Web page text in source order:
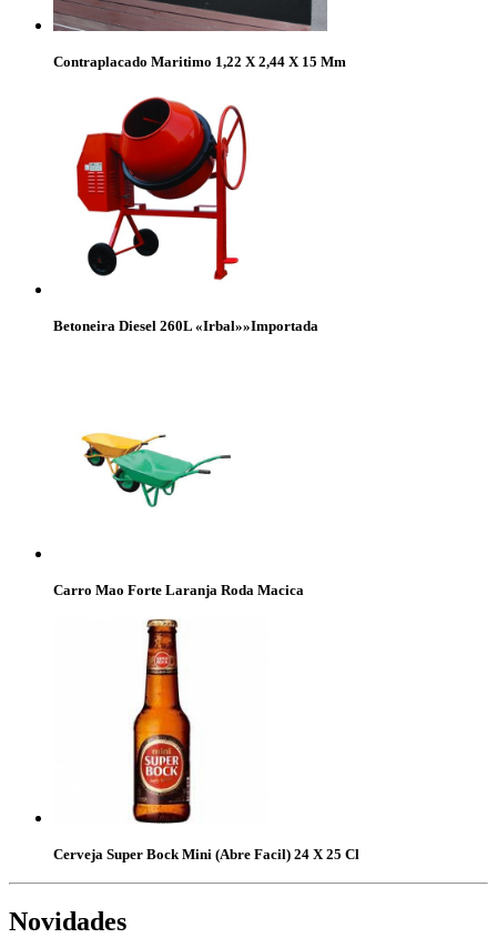
Contraplacado Maritimo 1,22 X 2,44 X 15 Mm
Betoneira Diesel 260L «Irbal»»Importada
Carro Mao Forte Laranja Roda Macica
Cerveja Super Bock Mini (Abre Facil) 24 X 25 Cl
Novidades